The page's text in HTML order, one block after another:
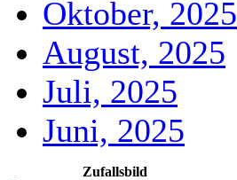
Oktober, 2025
August, 2025
Juli, 2025
Juni, 2025
Zufallsbild